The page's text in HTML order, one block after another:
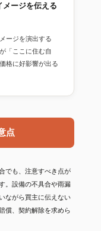
メージを伝える
ージを演出する
「ここに住む自
格に好影響が出る
点
でも、注意すべき点が
。設備の不具合や雨漏
ながら買主に伝えない
償、契約解除を求めら